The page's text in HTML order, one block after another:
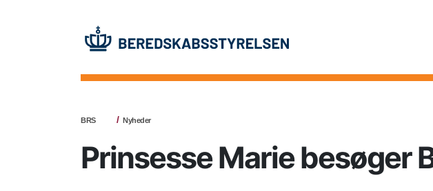
BRS Nyheder
Prinsesse Marie besøger